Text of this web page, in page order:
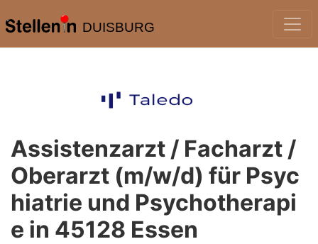
DUISBURG
Assistenzarzt / Facharzt /
Oberarzt (m/w/d) für Psyc
hiatrie und Psychotherapi
e in 45128 Essen